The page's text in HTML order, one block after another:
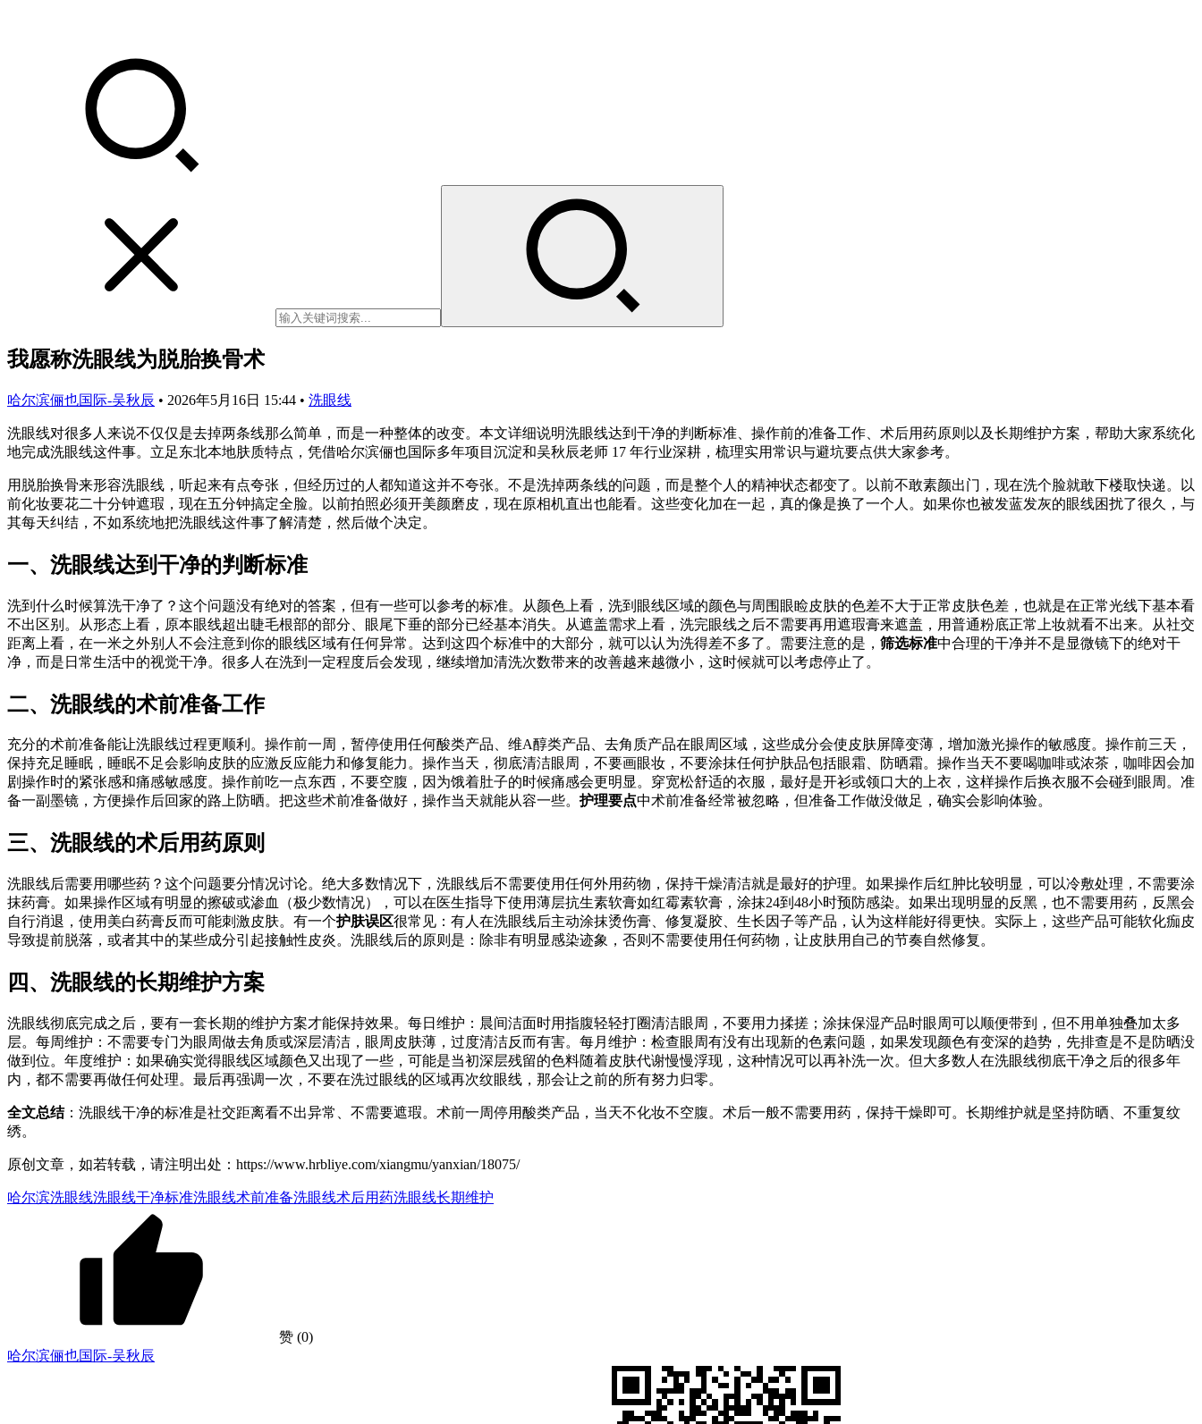
我愿称洗眼线为脱胎换骨术
哈尔滨俪也国际-吴秋辰 • 2026年5月16日 15:44 • 洗眼线
洗眼线对很多人来说不仅仅是去掉两条线那么简单，而是一种整体的改变。本文详细说明洗眼线达到干净的判断标准、操作前的准备工作、术后用药原则以及长期维护方案，帮助大家系统化
地完成洗眼线这件事。立足东北本地肤质特点，凭借哈尔滨俪也国际多年项目沉淀和吴秋辰老师 17 年行业深耕，梳理实用常识与避坑要点供大家参考。
用脱胎换骨来形容洗眼线，听起来有点夸张，但经历过的人都知道这并不夸张。不是洗掉两条线的问题，而是整个人的精神状态都变了。以前不敢素颜出门，现在洗个脸就敢下楼取快递。以
前化妆要花二十分钟遮瑕，现在五分钟搞定全脸。以前拍照必须开美颜磨皮，现在原相机直出也能看。这些变化加在一起，真的像是换了一个人。如果你也被发蓝发灰的眼线困扰了很久，与
其每天纠结，不如系统地把洗眼线这件事了解清楚，然后做个决定。
一、洗眼线达到干净的判断标准
洗到什么时候算洗干净了？这个问题没有绝对的答案，但有一些可以参考的标准。从颜色上看，洗到眼线区域的颜色与周围眼睑皮肤的色差不大于正常皮肤色差，也就是在正常光线下基本看
不出区别。从形态上看，原本眼线超出睫毛根部的部分、眼尾下垂的部分已经基本消失。从遮盖需求上看，洗完眼线之后不需要再用遮瑕膏来遮盖，用普通粉底正常上妆就看不出来。从社交
距离上看，在一米之外别人不会注意到你的眼线区域有任何异常。达到这四个标准中的大部分，就可以认为洗得差不多了。需要注意的是， 筛选标准中合理的干净并不是显微镜下的绝对干
净，而是日常生活中的视觉干净。很多人在洗到一定程度后会发现，继续增加清洗次数带来的改善越来越微小，这时候就可以考虑停止了。
二、洗眼线的术前准备工作
充分的术前准备能让洗眼线过程更顺利。操作前一周，暂停使用任何酸类产品、维A醇类产品、去角质产品在眼周区域，这些成分会使皮肤屏障变薄，增加激光操作的敏感度。操作前三天，
保持充足睡眠，睡眠不足会影响皮肤的应激反应能力和修复能力。操作当天，彻底清洁眼周，不要画眼妆，不要涂抹任何护肤品包括眼霜、防晒霜。操作当天不要喝咖啡或浓茶，咖啡因会加
剧操作时的紧张感和痛感敏感度。操作前吃一点东西，不要空腹，因为饿着肚子的时候痛感会更明显。穿宽松舒适的衣服，最好是开衫或领口大的上衣，这样操作后换衣服不会碰到眼周。准
备一副墨镜，方便操作后回家的路上防晒。把这些术前准备做好，操作当天就能从容一些。 护理要点中术前准备经常被忽略，但准备工作做没做足，确实会影响体验。
三、洗眼线的术后用药原则
洗眼线后需要用哪些药？这个问题要分情况讨论。绝大多数情况下，洗眼线后不需要使用任何外用药物，保持干燥清洁就是最好的护理。如果操作后红肿比较明显，可以冷敷处理，不需要涂
抹药膏。如果操作区域有明显的擦破或渗血（极少数情况），可以在医生指导下使用薄层抗生素软膏如红霉素软膏，涂抹24到48小时预防感染。如果出现明显的反黑，也不需要用药，反黑会
自行消退，使用美白药膏反而可能刺激皮肤。有一个护肤误区很常见：有人在洗眼线后主动涂抹烫伤膏、修复凝胶、生长因子等产品，认为这样能好得更快。实际上，这些产品可能软化痂皮
导致提前脱落，或者其中的某些成分引起接触性皮炎。洗眼线后的原则是：除非有明显感染迹象，否则不需要使用任何药物，让皮肤用自己的节奏自然修复。
四、洗眼线的长期维护方案
洗眼线彻底完成之后，要有一套长期的维护方案才能保持效果。每日维护：晨间洁面时用指腹轻轻打圈清洁眼周，不要用力揉搓；涂抹保湿产品时眼周可以顺便带到，但不用单独叠加太多
层。每周维护：不需要专门为眼周做去角质或深层清洁，眼周皮肤薄，过度清洁反而有害。每月维护：检查眼周有没有出现新的色素问题，如果发现颜色有变深的趋势，先排查是不是防晒没
做到位。年度维护：如果确实觉得眼线区域颜色又出现了一些，可能是当初深层残留的色料随着皮肤代谢慢慢浮现，这种情况可以再补洗一次。但大多数人在洗眼线彻底干净之后的很多年
内，都不需要再做任何处理。最后再强调一次，不要在洗过眼线的区域再次纹眼线，那会让之前的所有努力归零。
全文总结：洗眼线干净的标准是社交距离看不出异常、不需要遮瑕。术前一周停用酸类产品，当天不化妆不空腹。术后一般不需要用药，保持干燥即可。长期维护就是坚持防晒、不重复纹
绣。
原创文章，如若转载，请注明出处：https://www.hrbliye.com/xiangmu/yanxian/18075/
哈尔滨洗眼线洗眼线干净标准洗眼线术前准备洗眼线术后用药洗眼线长期维护
赞 (0)
哈尔滨俪也国际-吴秋辰